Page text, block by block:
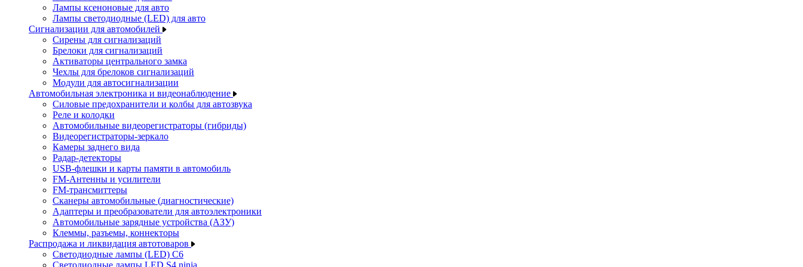
Лампы ксеноновые для авто
Лампы светодиодные (LED) для авто
Сигнализации для автомобилей
Сирены для сигнализаций
Брелоки для сигнализаций
Активаторы центрального замка
Чехлы для брелоков сигнализаций
Модули для автосигнализации
Автомобильная электроника и видеонаблюдение
Силовые предохранители и колбы для автозвука
Реле и колодки
Автомобильные видеорегистраторы (гибриды)
Видеорегистраторы-зеркало
Камеры заднего вида
Радар-детекторы
USB-флешки и карты памяти в автомобиль
FM-Антенны и усилители
FM-трансмиттеры
Сканеры автомобильные (диагностические)
Адаптеры и преобразователи для автоэлектроники
Автомобильные зарядные устройства (АЗУ)
Клеммы, разъемы, коннекторы
Распродажа и ликвидация автотоваров
Светодиодные лампы (LED) C6
Светодиодные лампы LED S4 ninja